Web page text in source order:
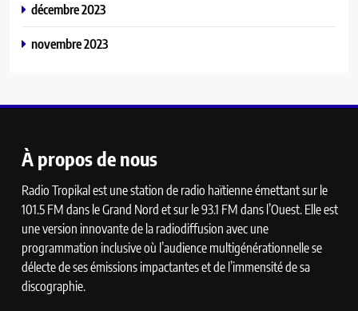
décembre 2023
novembre 2023
À propos de nous
Radio Tropikal est une station de radio haïtienne émettant sur le
101.5 FM dans le Grand Nord et sur le 93.1 FM dans l’Ouest. Elle est
une version innovante de la radiodiffusion avec une
programmation inclusive où l’audience multigénérationnelle se
délecte de ses émissions impactantes et de l’immensité de sa
discographie.